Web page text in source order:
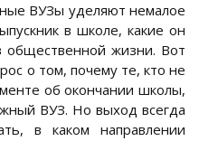
ВУЗы уделяют немалое
в школе, какие он
общественной жизни. Вот
о том, почему те, кто не
об окончании школы,
ВУЗ. Но выход всегда
в каком направлении